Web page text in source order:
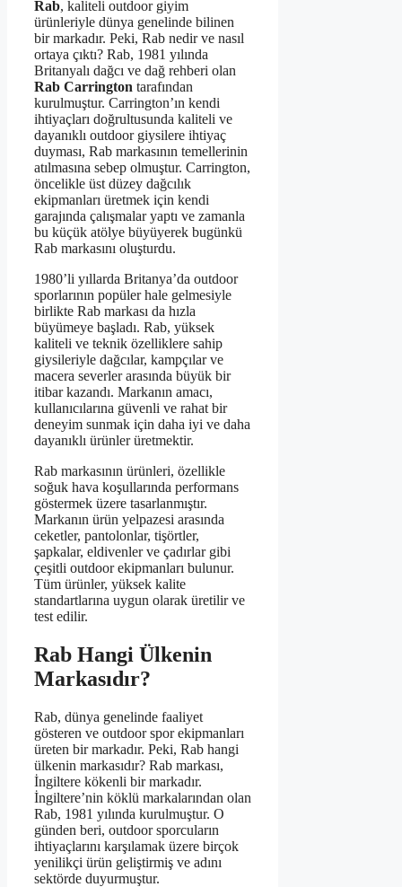
Rab, kaliteli outdoor giyim
ürünleriyle dünya genelinde bilinen
bir markadır. Peki, Rab nedir ve nasıl
ortaya çıktı? Rab, 1981 yılında
Britanyalı dağcı ve dağ rehberi olan
Rab Carrington tarafından
kurulmuştur. Carrington’ın kendi
ihtiyaçları doğrultusunda kaliteli ve
dayanıklı outdoor giysilere ihtiyaç
duyması, Rab markasının temellerinin
atılmasına sebep olmuştur. Carrington,
öncelikle üst düzey dağcılık
ekipmanları üretmek için kendi
garajında çalışmalar yaptı ve zamanla
bu küçük atölye büyüyerek bugünkü
Rab markasını oluşturdu.
1980’li yıllarda Britanya’da outdoor
sporlarının popüler hale gelmesiyle
birlikte Rab markası da hızla
büyümeye başladı. Rab, yüksek
kaliteli ve teknik özelliklere sahip
giysileriyle dağcılar, kampçılar ve
macera severler arasında büyük bir
itibar kazandı. Markanın amacı,
kullanıcılarına güvenli ve rahat bir
deneyim sunmak için daha iyi ve daha
dayanıklı ürünler üretmektir.
Rab markasının ürünleri, özellikle
soğuk hava koşullarında performans
göstermek üzere tasarlanmıştır.
Markanın ürün yelpazesi arasında
ceketler, pantolonlar, tişörtler,
şapkalar, eldivenler ve çadırlar gibi
çeşitli outdoor ekipmanları bulunur.
Tüm ürünler, yüksek kalite
standartlarına uygun olarak üretilir ve
test edilir.
Rab Hangi Ülkenin
Markasıdır?
Rab, dünya genelinde faaliyet
gösteren ve outdoor spor ekipmanları
üreten bir markadır. Peki, Rab hangi
ülkenin markasıdır? Rab markası,
İngiltere kökenli bir markadır.
İngiltere’nin köklü markalarından olan
Rab, 1981 yılında kurulmuştur. O
günden beri, outdoor sporcuların
ihtiyaçlarını karşılamak üzere birçok
yenilikçi ürün geliştirmiş ve adını
sektörde duyurmuştur.